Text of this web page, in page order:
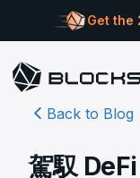
Get the
Back to Blog
駕馭